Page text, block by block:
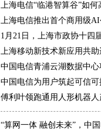
上海电信“临港智算谷”如何
上海电信推出首个商用级
1月21日，上海市政协十四
上海移动新技术新应用共
中国电信青浦云湖数据中
中国电信为用户筑起可信
傅利叶领跑通用人形机器人
“算网一体 融创未来”，中